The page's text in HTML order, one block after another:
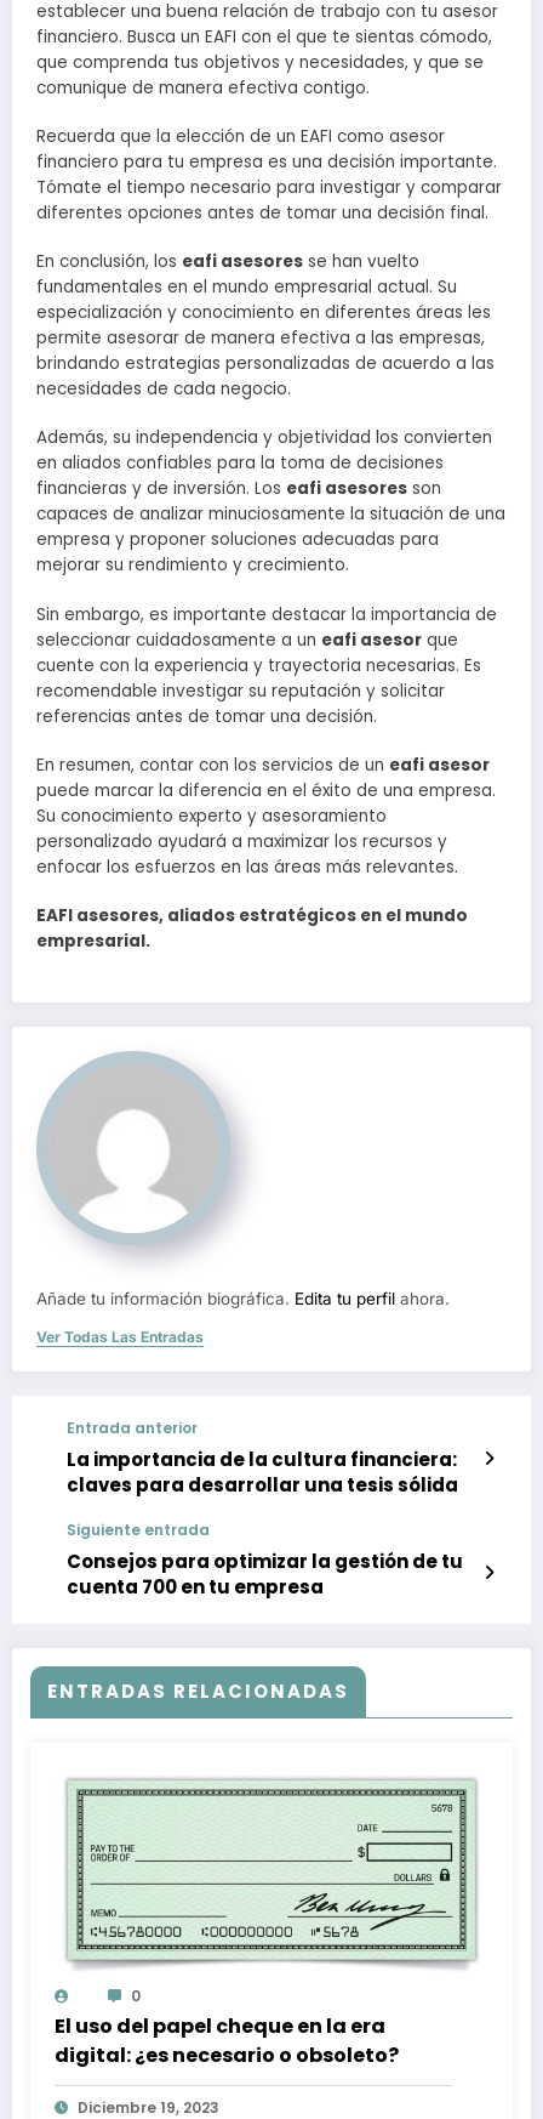
establecer una buena relación de trabajo con tu asesor
financiero. Busca un EAFI con el que te sientas cómodo,
que comprenda tus objetivos y necesidades, y que se
comunique de manera efectiva contigo.
Recuerda que la elección de un EAFI como asesor
financiero para tu empresa es una decisión importante.
Tómate el tiempo necesario para investigar y comparar
diferentes opciones antes de tomar una decisión final.
En conclusión, los eafi asesores se han vuelto
fundamentales en el mundo empresarial actual. Su
especialización y conocimiento en diferentes áreas les
permite asesorar de manera efectiva a las empresas,
brindando estrategias personalizadas de acuerdo a las
necesidades de cada negocio.
Además, su independencia y objetividad los convierten
en aliados confiables para la toma de decisiones
financieras y de inversión. Los eafi asesores son
capaces de analizar minuciosamente la situación de una
empresa y proponer soluciones adecuadas para
mejorar su rendimiento y crecimiento.
Sin embargo, es importante destacar la importancia de
seleccionar cuidadosamente a un eafi asesor que
cuente con la experiencia y trayectoria necesarias. Es
recomendable investigar su reputación y solicitar
referencias antes de tomar una decisión.
En resumen, contar con los servicios de un eafi asesor
puede marcar la diferencia en el éxito de una empresa.
Su conocimiento experto y asesoramiento
personalizado ayudará a maximizar los recursos y
enfocar los esfuerzos en las áreas más relevantes.
EAFI asesores, aliados estratégicos en el mundo
empresarial.
Añade tu información biográfica. Edita tu perfil ahora.
Ver Todas Las Entradas
Entrada anterior
La importancia de la cultura financiera:
claves para desarrollar una tesis sólida
Siguiente entrada
Consejos para optimizar la gestión de tu
cuenta 700 en tu empresa
ENTRADAS RELACIONADAS
0
El uso del papel cheque en la era
digital: ¿es necesario o obsoleto?
Diciembre 19, 2023